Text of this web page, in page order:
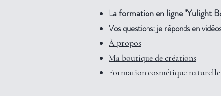
La formation en ligne "Yulight
Vos questions: je réponds en
À propos
Ma boutique de créations
Formation cosmétique naturelle